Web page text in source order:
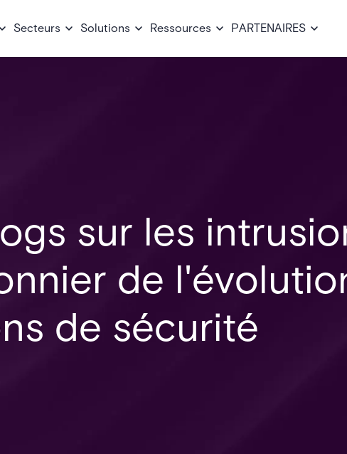
Secteurs Solutions Ressources PARTENAIRES
sur les
de
de sécurité